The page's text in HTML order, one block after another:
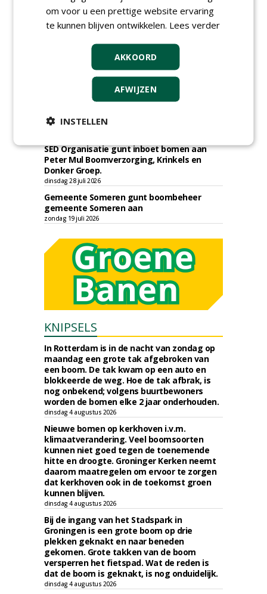
Hoveniers, Dolmans Landscaping Group en
Infracilities
dinsdag 4 augustus 2026
Provincie Drenthe gunt bestek 1879;
onderhoud bomen en beplantingen 2026,
provincie Drenthe aan Den Held
Boomverzorging.
Gemeente Woerden gunt uitvoering
Wallaard Groen.
SED Organisatie gunt inboet bomen aan
Peter Mul Boomverzorging, Krinkels en
Donker Groep.
dinsdag 28 juli 2026
Gemeente Someren gunt boombeheer
gemeente Someren aan
zondag 19 juli 2026
KNIPSELS
In Rotterdam is in de nacht van zondag op
maandag een grote tak afgebroken van
een boom. De tak kwam op een auto en
blokkeerde de weg. Hoe de tak afbrak, is
nog onbekend; volgens buurtbewoners
worden de bomen elke 2 jaar onderhouden.
dinsdag 4 augustus 2026
Nieuwe bomen op kerkhoven i.v.m.
klimaatverandering. Veel boomsoorten
kunnen niet goed tegen de toenemende
hitte en droogte. Groninger Kerken neemt
daarom maatregelen om ervoor te zorgen
dat kerkhoven ook in de toekomst groen
kunnen blijven.
dinsdag 4 augustus 2026
Bij de ingang van het Stadspark in
Groningen is een grote boom op drie
plekken geknakt en naar beneden
gekomen. Grote takken van de boom
versperren het fietspad. Wat de reden is
dat de boom is geknakt, is nog onduidelijk.
dinsdag 4 augustus 2026
om voor u een prettige website ervaring
te kunnen blijven ontwikkelen. Lees verder
AKKOORD
AFWIJZEN
INSTELLEN